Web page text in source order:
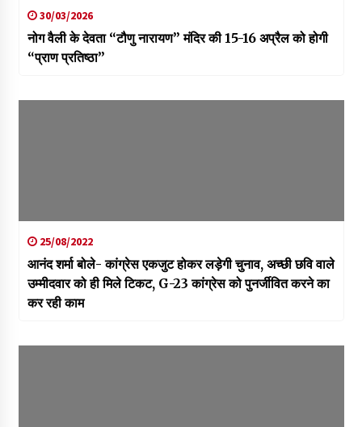
30/03/2026
नोग वैली के देवता “टौणु नारायण” मंदिर की 15-16 अप्रैल को होगी
“प्राण प्रतिष्ठा”
25/08/2022
आनंद शर्मा बोले- कांग्रेस एकजुट होकर लड़ेगी चुनाव, अच्छी छवि वाले
उम्मीदवार को ही मिले टिकट, G-23 कांग्रेस को पुनर्जीवित करने का
कर रही काम